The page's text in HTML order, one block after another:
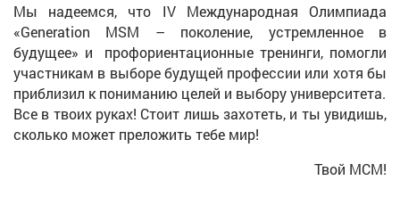
Мы надеемся, что IV Международная Олимпиада
«Generation MSM – поколение, устремленное в
будущее» и профориентационные тренинги, помогли
участникам в выборе будущей профессии или хотя бы
приблизил к пониманию целей и выбору университета.
Все в твоих руках! Стоит лишь захотеть, и ты увидишь,
сколько может преложить тебе мир!
Твой МСМ!